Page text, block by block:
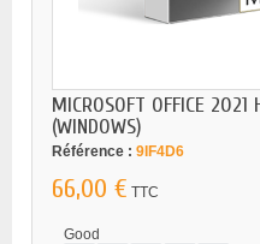
MICROSOFT OFFICE 2021
(WINDOWS)
Référence : 9IF4D6
66,00 € TTC
Good